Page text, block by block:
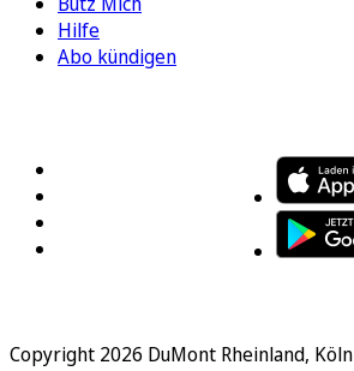
Hilfe
Abo kündigen
Copyright 2026 DuMont Rheinland, Köln